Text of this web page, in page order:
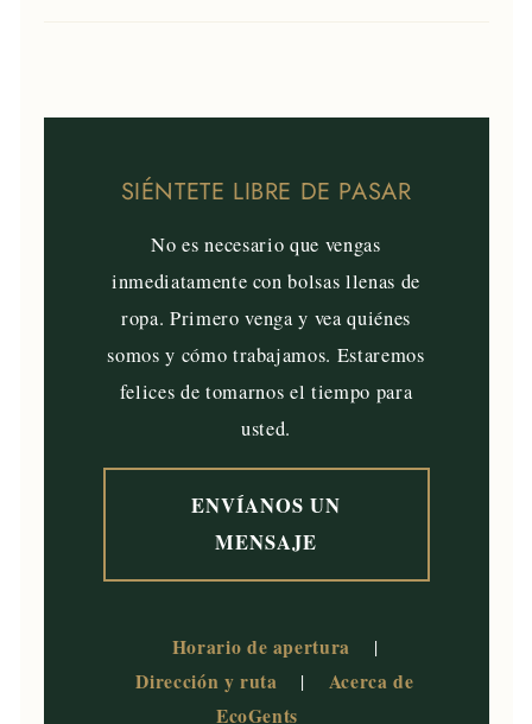
SIÉNTETE LIBRE DE PASAR
No es necesario que vengas
inmediatamente con bolsas llenas de
ropa. Primero venga y vea quiénes
somos y cómo trabajamos. Estaremos
felices de tomarnos el tiempo para
usted.
ENVÍANOS UN
MENSAJE
Horario de apertura |
Dirección y ruta |
Acerca de
EcoGents